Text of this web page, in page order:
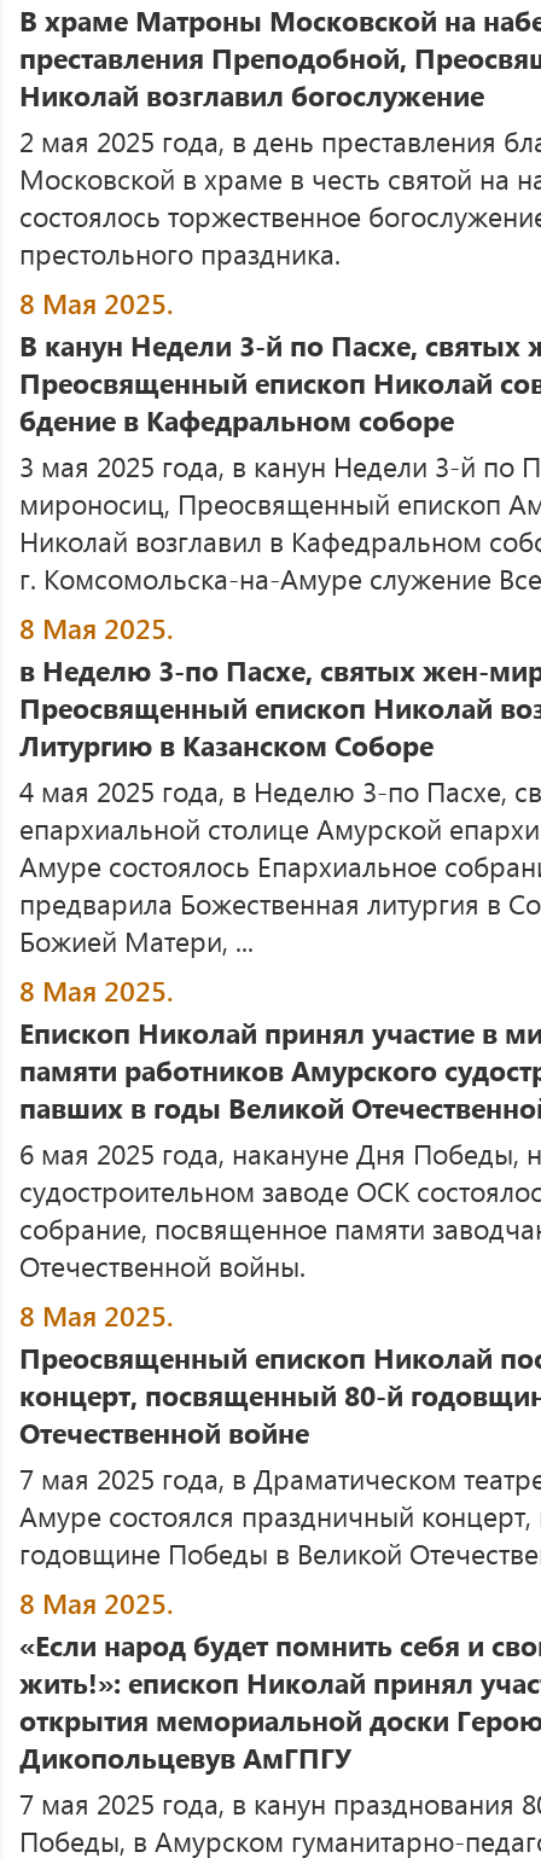
В храме Матроны Московской на
преставления Преподобной,
Николай возглавил богослужение
2 мая 2025 года, в день преставления
Московской в храме в честь святой на
состоялось торжественное
престольного праздника.
8 Мая 2025.
В канун Недели 3-й по Пасхе,
Преосвященный епископ Николай
бдение в Кафедральном соборе
3 мая 2025 года, в канун Недели 3-й по
мироносиц, Преосвященный епископ
Николай возглавил в Кафедральном
г. Комсомольска-на-Амуре служение
8 Мая 2025.
в Неделю 3-по Пасхе, святых жен-
Преосвященный епископ Николай
Литургию в Казанском Соборе
4 мая 2025 года, в Неделю 3-по Пасхе,
епархиальной столице Амурской
Амуре состоялось Епархиальное
предварила Божественная литургия в
Божией Матери, ...
8 Мая 2025.
Епископ Николай принял участие в
памяти работников Амурского
павших в годы Великой
6 мая 2025 года, накануне Дня Победы,
судостроительном заводе ОСК
собрание, посвященное памяти
Отечественной войны.
8 Мая 2025.
Преосвященный епископ Николай
концерт, посвященный 80-й
Отечественной войне
7 мая 2025 года, в Драматическом
Амуре состоялся праздничный
годовщине Победы в Великой
8 Мая 2025.
«Если народ будет помнить себя и
жить!»: епископ Николай принял
открытия мемориальной доски
Дикопольцевув АмГПГУ
7 мая 2025 года, в канун празднования
Победы, в Амурском гуманитарно-